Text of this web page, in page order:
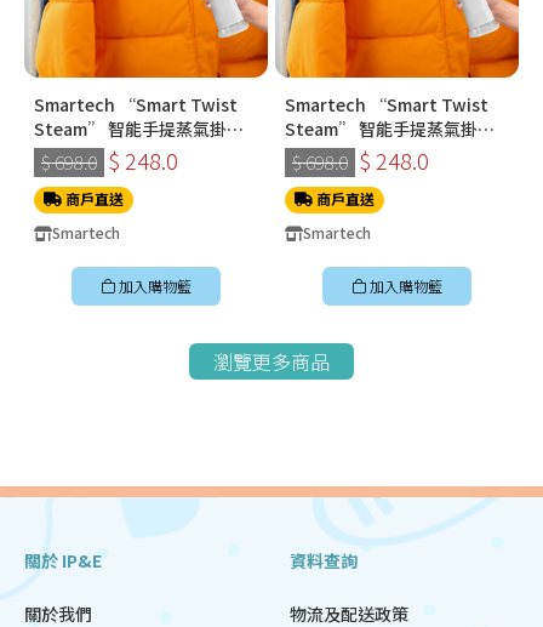
Smartech “Smart Twist
Steam” 智能手提蒸氣掛燙
機 (SS-8108)
$ 698.0 $ 248.0
商戶直送
Smartech
加入購物籃
Smartech “Smart Twist
Steam” 智能手提蒸氣掛燙
機 (SS-8108)
$ 698.0 $ 248.0
商戶直送
Smartech
加入購物籃
瀏覽更多商品
關於 IP&E
關於我們
資料查詢
物流及配送政策